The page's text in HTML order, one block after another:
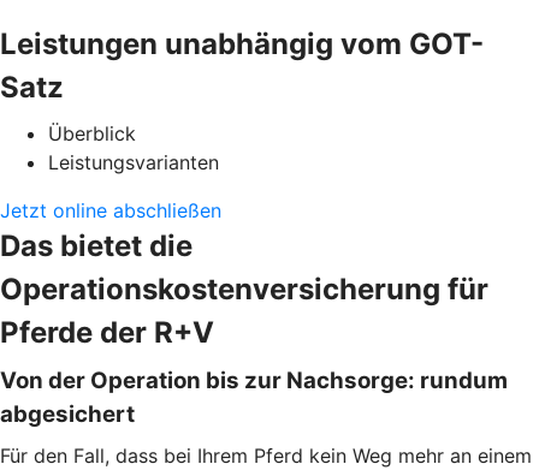
Leistungen unabhängig vom GOT-
Satz
Überblick
Leistungsvarianten
Jetzt online abschließen
Das bietet die
Operationskostenversicherung für
Pferde der R+V
Von der Operation bis zur Nachsorge: rundum
abgesichert
Für den Fall, dass bei Ihrem Pferd kein Weg mehr an einem